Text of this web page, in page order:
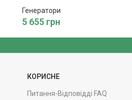
Генератори
5 655 грн
КОРИСНЕ
Питання-Відповідді FAQ